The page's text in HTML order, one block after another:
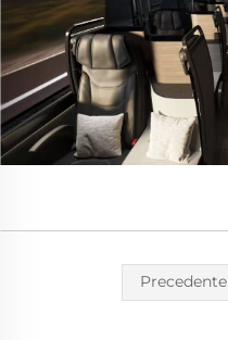
Precedente